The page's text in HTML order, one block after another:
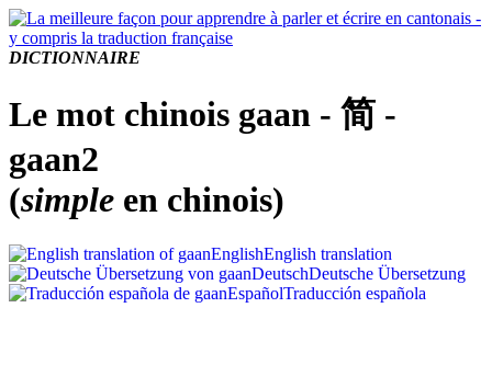
DICTIONNAIRE
Le mot chinois gaan - 简 -
gaan2
(simple en chinois)
EnglishEnglish translation
DeutschDeutsche Übersetzung
EspañolTraducción española